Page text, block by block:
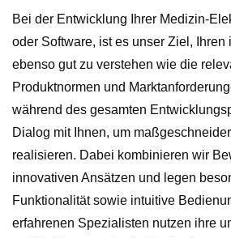
Bei der Entwicklung Ihrer Medizin-
oder Software, ist es unser Ziel,
ebenso gut zu verstehen wie die
Produktnormen und
während des gesamten
Dialog mit Ihnen, um
realisieren. Dabei kombinieren wir
innovativen Ansätzen und legen
Funktionalität sowie intuitive
erfahrenen Spezialisten nutzen ihre